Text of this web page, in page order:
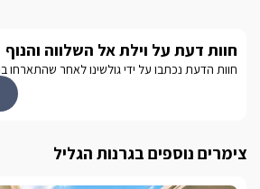
ההתחלה.
חוות דעת על וילת אל השלווה והנוף
חוות הדעת נכתבו על ידי גולשינו לאחר שהתארחו ב
צימרים נוספים בגרנות הגליל